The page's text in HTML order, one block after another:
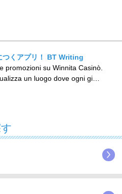
つくアプリ！ BT Writing
promozioni su Winnita Casinò.
un luogo dove ogni gi…